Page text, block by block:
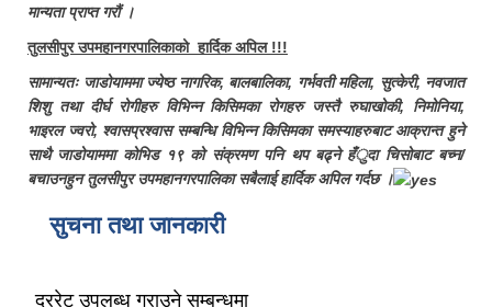
मान्यता प्राप्त गरौं ।
तुलसीपुर उपमहानगरपालिकाको हार्दिक अपिल !!!
सामान्यतः जाडोयाममा ज्येष्ठ नागरिक, बालबालिका, गर्भवती महिला, सुत्केरी, नवजात
शिशु तथा दीर्घ रोगीहरु विभिन्न किसिमका रोगहरु जस्तै रुघाखोकी, निमोनिया,
भाइरल ज्वरो, श्वासप्रश्वास सम्बन्धि विभिन्न किसिमका समस्याहरुबाट आक्रान्त हुने
साथै जाडोयाममा कोभिड १९ को संक्रमण पनि थप बढ्ने हँुदा चिसोबाट बच्न/
बचाउनहुन तुलसीपुर उपमहानगरपालिका सबैलाई हार्दिक अपिल गर्दछ ।
सुचना तथा जानकारी
दररेट उपलब्ध गराउने सम्बन्धमा